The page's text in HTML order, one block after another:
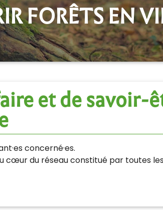
FORÊTS EN
et de savoir-
concerné·es.
cœur du réseau constitué par toutes